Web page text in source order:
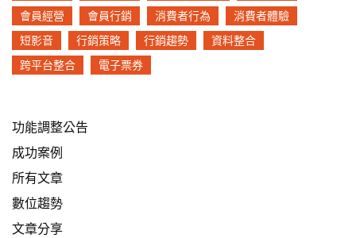
會員經營
會員行銷 消費者行為
消費者體驗
短影音
行銷策略 行銷趨勢
資料整合
跨平台整合
電子票券
功能調整公告
成功案例
所有文章
數位趨勢
文章分享